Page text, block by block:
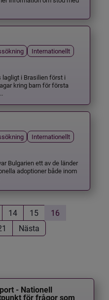
Internationellt
i Brasilien först i
kring barn för första
Internationellt
Bulgarien ett av de länder
adoptioner både inom
14 15
16
Nästa
- Nationell
för frågor som